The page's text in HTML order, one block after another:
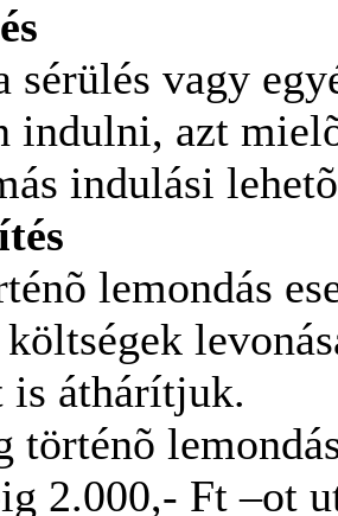
sérülés vagy
indulni, azt
indulási
lemondás
is áthárítjuk.
történõ
2.000,- Ft –ot